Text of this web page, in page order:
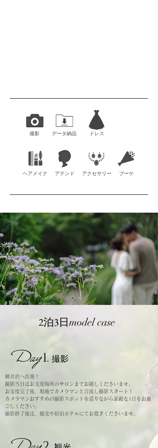
撮影 データ納品 ドレス
ヘアメイク アテンド ​アクセサリー ブーケ
2泊3日model case
Day1. 撮影
軽井沢へ出発！
撮影当日はお支度場所のサロンまでお越しくださいませ。
お支度完了後、現地でカメラマンと合流し撮影スタート！
​カメラマンおすすめの撮影スポットを巡りながら素敵な1日をお過
ごしください。
撮影終了後は、観光や宿泊ホテルにてお寛ぎくださいませ。